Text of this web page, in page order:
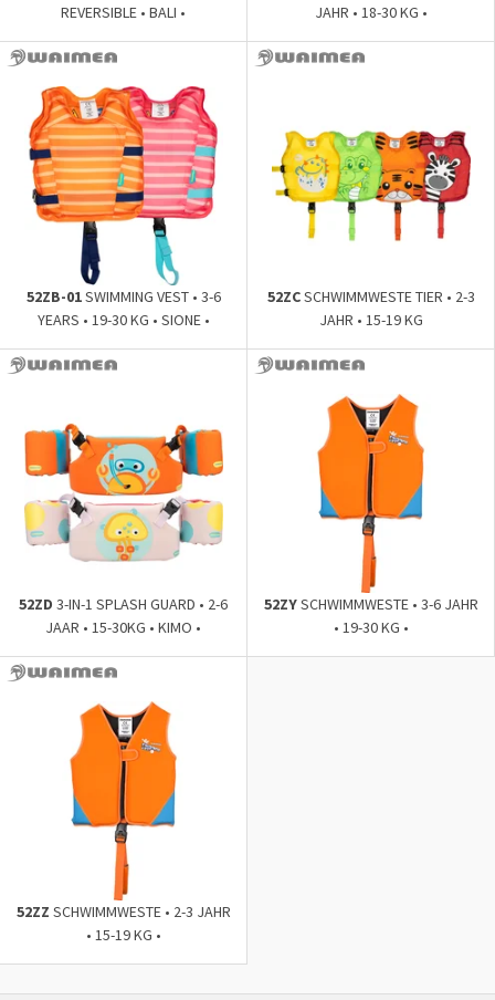
REVERSIBLE • BALI •
JAHR • 18-30 KG •
52ZB-01SWIMMING VEST • 3-6
YEARS • 19-30 KG • SIONE •
52ZCSCHWIMMWESTE TIER • 2-3
JAHR • 15-19 KG
52ZD 3-IN-1 SPLASH GUARD • 2-6
JAAR • 15-30KG • KIMO •
52ZYSCHWIMMWESTE • 3-6 JAHR
• 19-30 KG •
52ZZ SCHWIMMWESTE • 2-3 JAHR
• 15-19 KG •